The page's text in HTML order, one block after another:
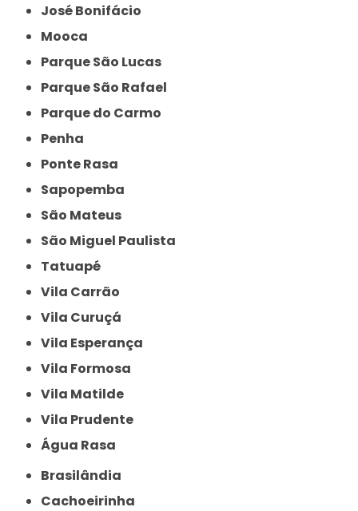
José Bonifácio
Mooca
Parque São Lucas
Parque São Rafael
Parque do Carmo
Penha
Ponte Rasa
Sapopemba
São Mateus
São Miguel Paulista
Tatuapé
Vila Carrão
Vila Curuçá
Vila Esperança
Vila Formosa
Vila Matilde
Vila Prudente
Água Rasa
Brasilândia
Cachoeirinha